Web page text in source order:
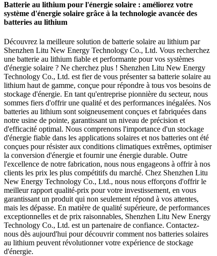
Batterie au lithium pour l'énergie solaire : améliorez votre
système d'énergie solaire grâce à la technologie avancée des
batteries au lithium
Découvrez la meilleure solution de batterie solaire au lithium par
Shenzhen Litu New Energy Technology Co., Ltd. Vous recherchez
une batterie au lithium fiable et performante pour vos systèmes
d'énergie solaire ? Ne cherchez plus ! Shenzhen Litu New Energy
Technology Co., Ltd. est fier de vous présenter sa batterie solaire au
lithium haut de gamme, conçue pour répondre à tous vos besoins de
stockage d'énergie. En tant qu'entreprise pionnière du secteur, nous
sommes fiers d'offrir une qualité et des performances inégalées. Nos
batteries au lithium sont soigneusement conçues et fabriquées dans
notre usine de pointe, garantissant un niveau de précision et
d'efficacité optimal. Nous comprenons l'importance d'un stockage
d'énergie fiable dans les applications solaires et nos batteries ont été
conçues pour résister aux conditions climatiques extrêmes, optimiser
la conversion d'énergie et fournir une énergie durable. Outre
l'excellence de notre fabrication, nous nous engageons à offrir à nos
clients les prix les plus compétitifs du marché. Chez Shenzhen Litu
New Energy Technology Co., Ltd., nous nous efforçons d'offrir le
meilleur rapport qualité-prix pour votre investissement, en vous
garantissant un produit qui non seulement répond à vos attentes,
mais les dépasse. En matière de qualité supérieure, de performances
exceptionnelles et de prix raisonnables, Shenzhen Litu New Energy
Technology Co., Ltd. est un partenaire de confiance. Contactez-
nous dès aujourd'hui pour découvrir comment nos batteries solaires
au lithium peuvent révolutionner votre expérience de stockage
d'énergie.